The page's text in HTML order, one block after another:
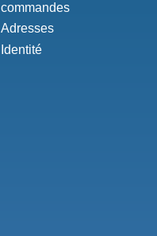
commandes
Adresses
Identité